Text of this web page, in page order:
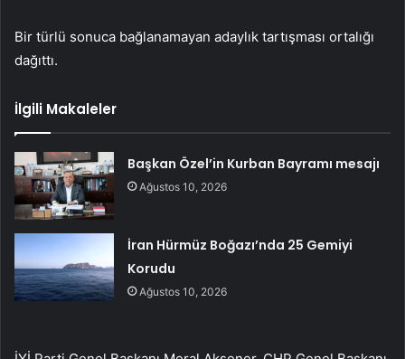
Bir türlü sonuca bağlanamayan adaylık tartışması ortalığı
dağıttı.
İlgili Makaleler
Başkan Özel’in Kurban Bayramı mesajı
Ağustos 10, 2026
İran Hürmüz Boğazı’nda 25 Gemiyi
Korudu
Ağustos 10, 2026